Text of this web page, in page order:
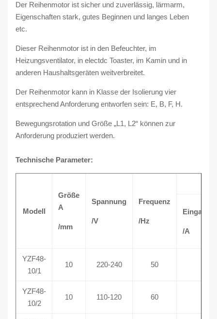
Der Reihenmotor ist sicher und zuverlässig, lärmarm,
Eigenschaften stark, gutes Beginnen und langes Leben
etc.
Dieser Reihenmotor ist in den Befeuchter, im
Heizungsventilator, in electdc Toaster, im Kamin und in
anderen Haushaltsgeräten weitverbreitet.
Der Reihenmotor kann in Klasse der Isolierung vier
entsprechend Anforderung entworfen sein: E, B, F, H.
Bewegungsrotation und Größe „L1, L2“ können zur
Anforderung produziert werden.
Technische Parameter:
Modell
Größe
A
/mm
Spannung
/V
Frequenz
/Hz
/A
YZF48-
10/1
10 220-240 50
YZF48-
10/2
10 110-120 60